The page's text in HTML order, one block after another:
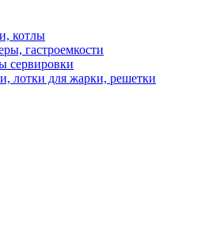
котлы
гастроемкости
сервировки
лотки для жарки, решетки